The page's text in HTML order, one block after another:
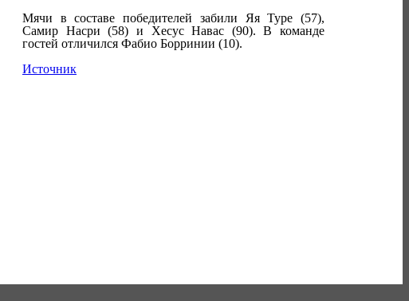
Мячи в составе победителей забили Яя Туре (57),
Самир Насри (58) и Хесус Навас (90). В команде
гостей отличился Фабио Борринии (10).
Источник